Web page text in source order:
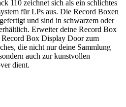
110 zeichnet sich als ein schlichtes
für LPs aus. Die Record Boxen
und sind in schwarzem oder
Erweiter deine Record Box
Record Box Display Door zum
die nicht nur deine Sammlung
auch zur kunstvollen
dient.